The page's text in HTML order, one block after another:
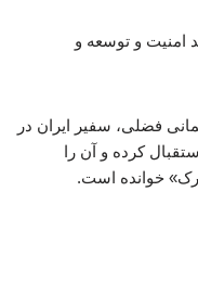
امنیت و توسعه و
فضلی، سفیر ایران در
کرده و آن را
خوانده است.